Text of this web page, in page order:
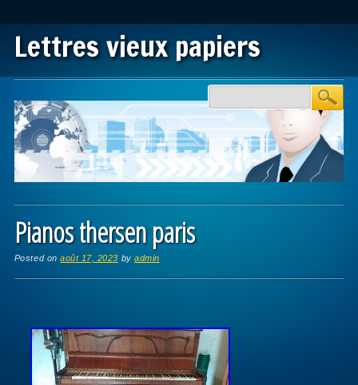
Lettres vieux papiers
Main menu
Pianos thersen paris
Posted onaoût 17, 2023 byadmin